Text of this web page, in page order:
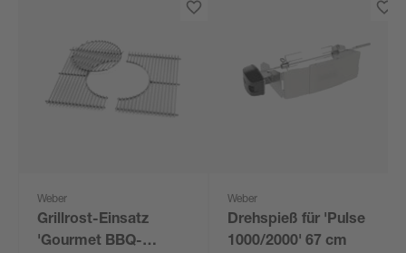
Weber
Grillrost-Einsatz
'Gourmet BBQ-
Weber
Drehspieß für 'Pulse
1000/2000' 67 cm